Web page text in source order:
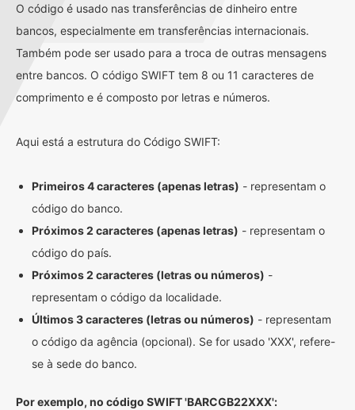
O código é usado nas transferências de dinheiro entre
bancos, especialmente em transferências internacionais.
Também pode ser usado para a troca de outras mensagens
entre bancos. O código SWIFT tem 8 ou 11 caracteres de
comprimento e é composto por letras e números.
Aqui está a estrutura do Código SWIFT:
Primeiros 4 caracteres (apenas letras) - representam o
código do banco.
Próximos 2 caracteres (apenas letras) - representam o
código do país.
Próximos 2 caracteres (letras ou números) -
representam o código da localidade.
Últimos 3 caracteres (letras ou números) - representam
o código da agência (opcional). Se for usado 'XXX', refere-
se à sede do banco.
Por exemplo, no código SWIFT 'BARCGB22XXX':